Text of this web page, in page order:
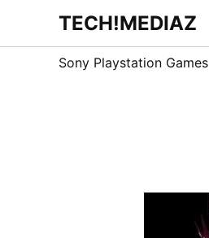
TECH!MEDIAZ
Dein Internet &
Technologie
Blog
Sony Playstation Games